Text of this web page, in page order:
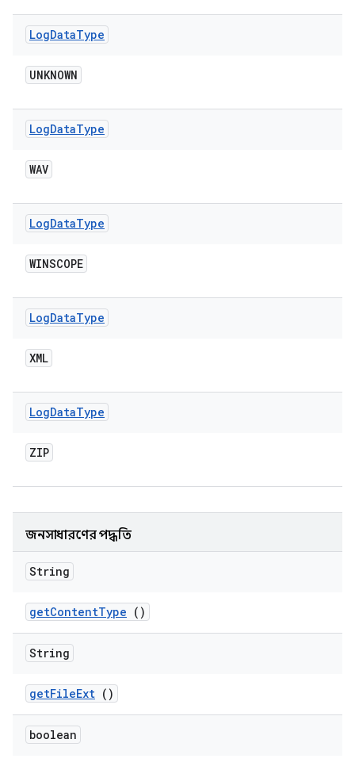
LogDataType
UNKNOWN
LogDataType
WAV
LogDataType
WINSCOPE
LogDataType
XML
LogDataType
ZIP
জনসাধারণের পদ্ধতি
String
getContentType ()
String
getFileExt ()
boolean